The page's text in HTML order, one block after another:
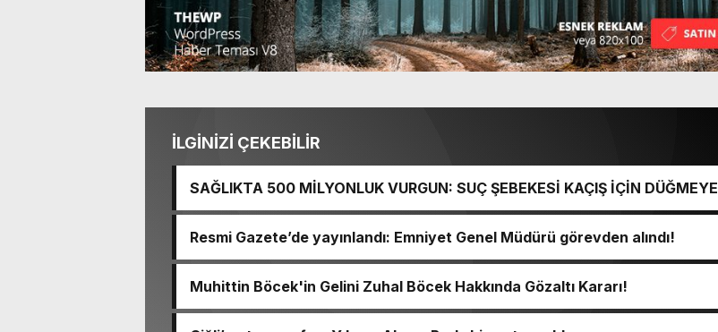
İLGİNİZİ ÇEKEBİLİR
SAĞLIKTA 500 MİLYONLUK VURGUN: SUÇ ŞEBEKESİ KAÇIŞ İÇİN DÜĞMEYE
BASTI!
Resmi Gazete’de yayınlandı: Emniyet Genel Müdürü görevden alındı!
Muhittin Böcek'in Gelini Zuhal Böcek Hakkında Gözaltı Kararı!